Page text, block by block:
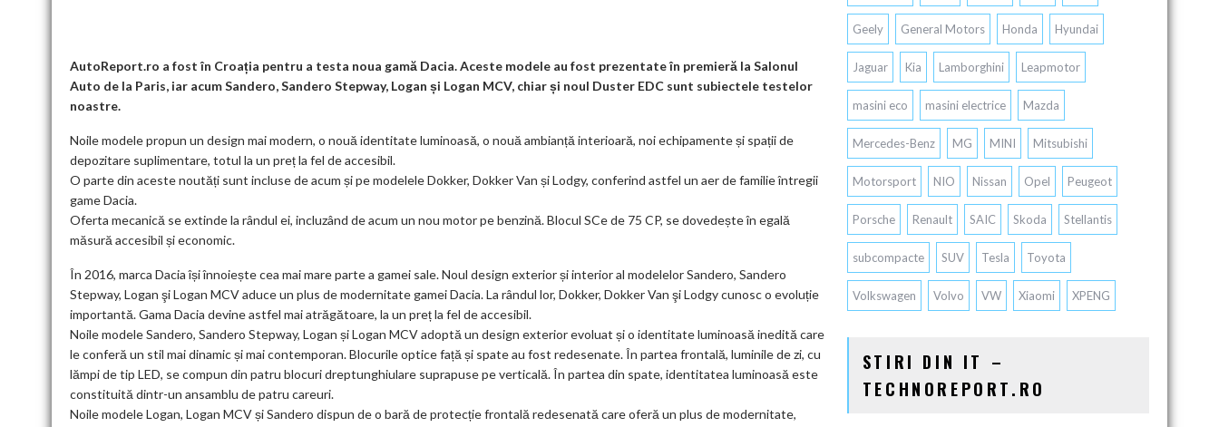
k
p
m
o
o
k
ar
ks
AutoReport.ro a fost în Croația pentru a testa noua gamă Dacia. Aceste modele au fost prezentate în premieră la Salonul
Auto de la Paris, iar acum Sandero, Sandero Stepway, Logan și Logan MCV, chiar și noul Duster EDC sunt subiectele testelor
noastre.
Noile modele propun un design mai modern, o nouă identitate luminoasă, o nouă ambianță interioară, noi echipamente și spații de
depozitare suplimentare, totul la un preț la fel de accesibil.
O parte din aceste noutăți sunt incluse de acum și pe modelele Dokker, Dokker Van și Lodgy, conferind astfel un aer de familie întregii
game Dacia.
Oferta mecanică se extinde la rândul ei, incluzând de acum un nou motor pe benzină. Blocul SCe de 75 CP, se dovedește în egală
măsură accesibil și economic.
În 2016, marca Dacia își înnoiește cea mai mare parte a gamei sale. Noul design exterior și interior al modelelor Sandero, Sandero
Stepway, Logan şi Logan MCV aduce un plus de modernitate gamei Dacia. La rândul lor, Dokker, Dokker Van şi Lodgy cunosc o evoluție
importantă. Gama Dacia devine astfel mai atrăgătoare, la un preț la fel de accesibil.
Noile modele Sandero, Sandero Stepway, Logan și Logan MCV adoptă un design exterior evoluat și o identitate luminoasă inedită care
le conferă un stil mai dinamic și mai contemporan. Blocurile optice față și spate au fost redesenate. În partea frontală, luminile de zi, cu
lămpi de tip LED, se compun din patru blocuri dreptunghiulare suprapuse pe verticală. În partea din spate, identitatea luminoasă este
constituită dintr-un ansamblu de patru careuri.
Noile modele Logan, Logan MCV și Sandero dispun de o bară de protecție frontală redesenată care oferă un plus de modernitate,
Geely General Motors Honda Hyundai
Jaguar Kia Lamborghini Leapmotor
masini eco masini electrice Mazda
Mercedes-Benz MG MINI Mitsubishi
Motorsport NIO Nissan Opel Peugeot
Porsche Renault SAIC Skoda Stellantis
subcompacte SUV Tesla Toyota
Volkswagen Volvo VW Xiaomi XPENG
STIRI DIN IT –
TECHNOREPORT.RO